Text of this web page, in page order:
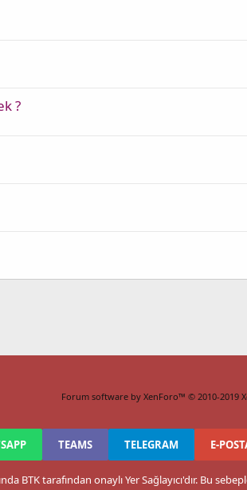
?
Forum software by XenForo™ © 2010-2019
TEAMS TELEGRAM E-
BTK tarafından onaylı Yer Sağlayıcı'dır. Bu